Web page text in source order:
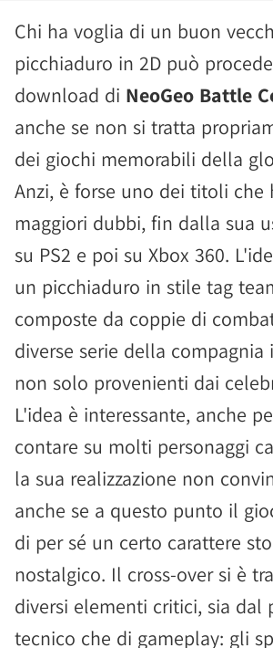
Chi ha voglia di un buon
picchiaduro in 2D può
download di NeoGeo Battle
anche se non si tratta
dei giochi memorabili della
Anzi, è forse uno dei titoli che
maggiori dubbi, fin dalla sua
su PS2 e poi su Xbox 360.
un picchiaduro in stile tag
composte da coppie di
diverse serie della compagnia
non solo provenienti dai
L'idea è interessante, anche
contare su molti personaggi
la sua realizzazione non
anche se a questo punto il
di per sé un certo carattere
nostalgico. Il cross-over si è
diversi elementi critici, sia dal
tecnico che di gameplay: gli